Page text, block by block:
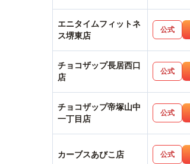
エニタイムフィットネ
ス堺東店
公式
チョコザップ長居西口
店
公式
チョコザップ帝塚山中
一丁目店
公式
カーブスあびこ店 公式